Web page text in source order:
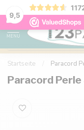
9,5
Kostenlose
MENU
Startseite Paracord
Paracord